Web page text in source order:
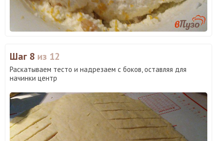
Шаг 8 из 12
Раскатываем тесто и надрезаем с боков, оставляя для
начинки центр